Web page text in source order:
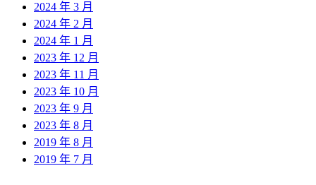
2024 年 3 月
2024 年 2 月
2024 年 1 月
2023 年 12 月
2023 年 11 月
2023 年 10 月
2023 年 9 月
2023 年 8 月
2019 年 8 月
2019 年 7 月